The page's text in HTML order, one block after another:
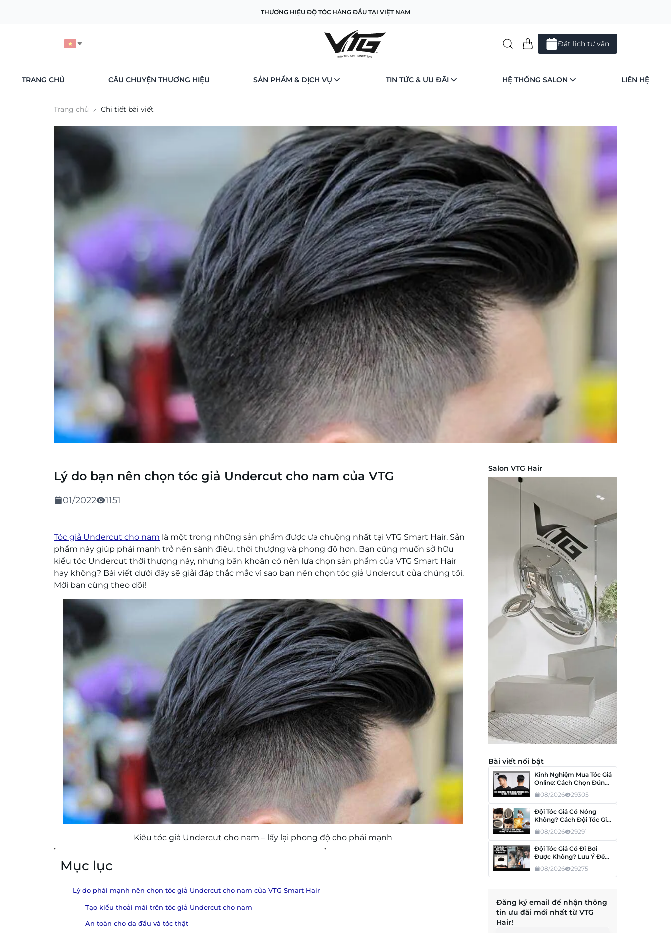
THƯƠNG HIỆU ĐỘ TÓC HÀNG ĐẦU TẠI VIỆT NAM
Đặt lịch tư vấn
TRANG CHỦ CÂU CHUYỆN THƯƠNG HIỆU SẢN PHẨM & DỊCH VỤ TIN TỨC & ƯU ĐÃI HỆ THỐNG SALON LIÊN HỆ
Trang chủ Chi tiết bài viết
Lý do bạn nên chọn tóc giả Undercut cho nam của VTG
01/2022 1151
Tóc giả Undercut cho nam là một trong những sản phẩm được ưa chuộng nhất tại VTG Smart Hair. Sản
phẩm này giúp phái mạnh trở nên sành điệu, thời thượng và phong độ hơn. Bạn cũng muốn sở hữu
kiểu tóc Undercut thời thượng này, nhưng băn khoăn có nên lựa chọn sản phẩm của VTG Smart Hair
hay không? Bài viết dưới đây sẽ giải đáp thắc mắc vì sao bạn nên chọn tóc giả Undercut của chúng tôi.
Mời bạn cùng theo dõi!
Kiểu tóc giả Undercut cho nam – lấy lại phong độ cho phái mạnh
Mục lục
Lý do phái mạnh nên chọn tóc giả Undercut cho nam của VTG Smart Hair
Tạo kiểu thoải mái trên tóc giả Undercut cho nam
An toàn cho da đầu và tóc thật
Salon VTG Hair
Bài viết nổi bật
Kinh Nghiệm Mua Tóc Giả
Online: Cách Chọn Đúng,
Tránh Mua Nhầm
08/2026 29305
Đội Tóc Giả Có Nóng
Không? Cách Đội Tóc Giả
Thoải Mái Cả Ngày
08/2026 29291
Đội Tóc Giả Có Đi Bơi
Được Không? Lưu Ý Để
Tóc Không Hư, Không
Tuột
08/2026 29275
Đăng ký email để nhận thông
tin ưu đãi mới nhất từ VTG
Hair!